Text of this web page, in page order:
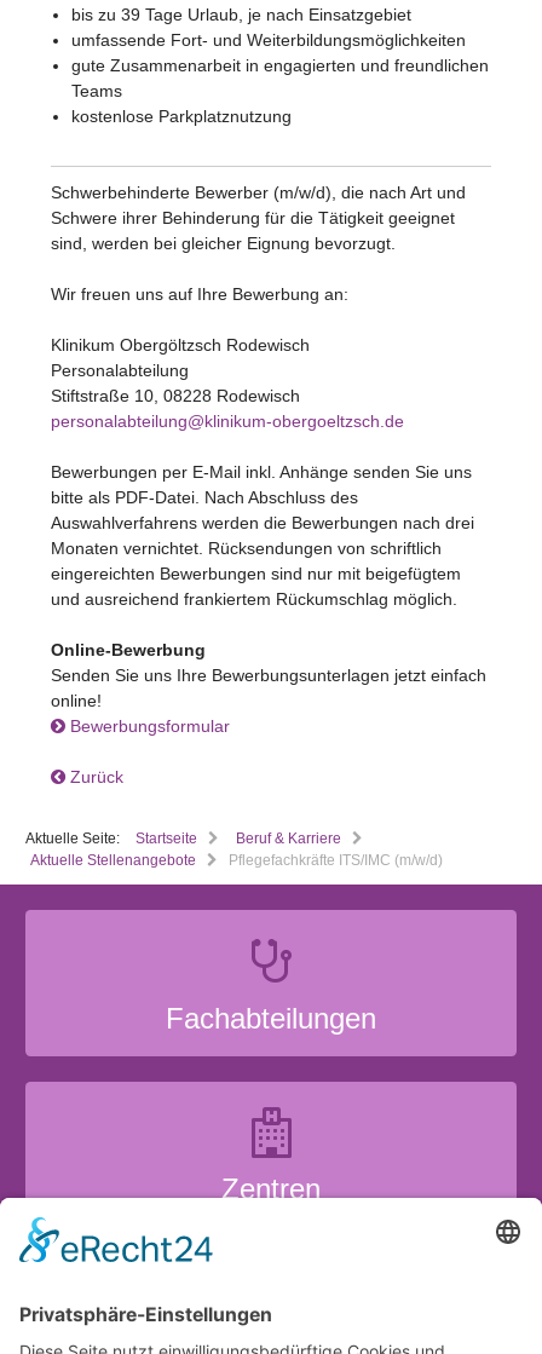
bis zu 39 Tage Urlaub, je nach Einsatzgebiet
umfassende Fort- und Weiterbildungsmöglichkeiten
gute Zusammenarbeit in engagierten und freundlichen
Teams
kostenlose Parkplatznutzung
Schwerbehinderte Bewerber (m/w/d), die nach Art und
Schwere ihrer Behinderung für die Tätigkeit geeignet
sind, werden bei gleicher Eignung bevorzugt.
Wir freuen uns auf Ihre Bewerbung an:
Klinikum Obergöltzsch Rodewisch
Personalabteilung
Stiftstraße 10, 08228 Rodewisch
personalabteilung@klinikum-obergoeltzsch.de
Bewerbungen per E-Mail inkl. Anhänge senden Sie uns
bitte als PDF-Datei. Nach Abschluss des
Auswahlverfahrens werden die Bewerbungen nach drei
Monaten vernichtet. Rücksendungen von schriftlich
eingereichten Bewerbungen sind nur mit beigefügtem
und ausreichend frankiertem Rückumschlag möglich.
Online-Bewerbung
Senden Sie uns Ihre Bewerbungsunterlagen jetzt einfach
online!
Bewerbungsformular
Zurück
Aktuelle Seite: Startseite
Beruf & Karriere
Aktuelle Stellenangebote
Pflegefachkräfte ITS/IMC (m/w/d)
Fachabteilungen
Zentren